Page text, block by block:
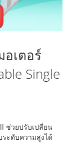
เตอร์
Single
ช่วยปรับเปลี่ยน
ะดับความสูงได้